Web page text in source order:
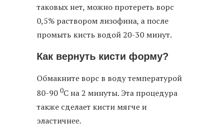
таковых нет, можно протереть ворс
0,5% раствором лизофина, а после
промыть кисть водой 20-30 минут.
Как вернуть кисти форму?
Обмакните ворс в воду температурой
80-90 0С на 2 минуты. Эта процедура
также сделает кисти мягче и
эластичнее.